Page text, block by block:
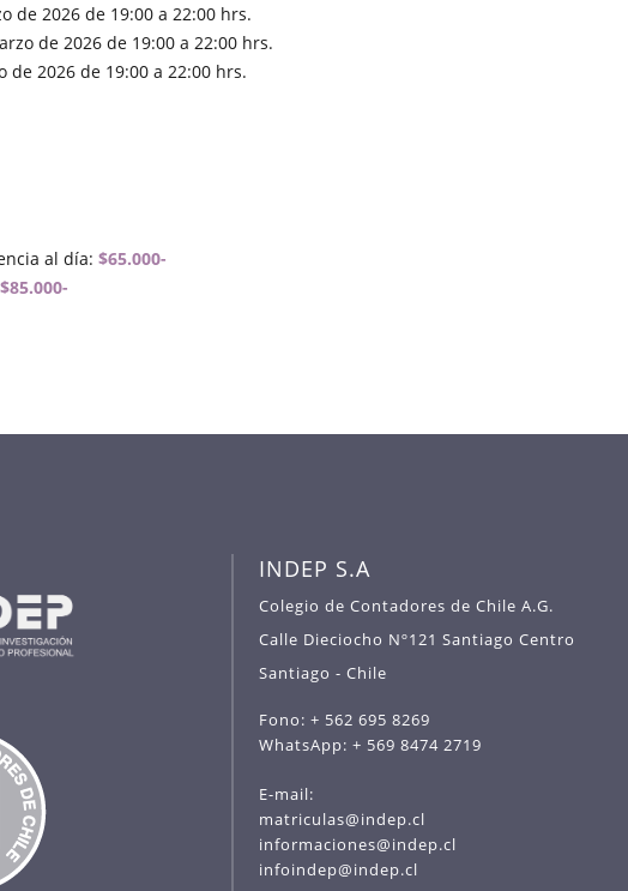
de 2026 de 19:00 a 22:00 hrs.
de 2026 de 19:00 a 22:00 hrs.
de 2026 de 19:00 a 22:00 hrs.
al día:$65.000-
$85.000-
INDEP S.A
Colegio de Contadores de Chile A.G.
Calle Dieciocho Nº121 Santiago Centro
Santiago - Chile
Fono: + 562 695 8269
WhatsApp: + 569 8474 2719
E-mail:
matriculas@indep.cl
informaciones@indep.cl
infoindep@indep.cl